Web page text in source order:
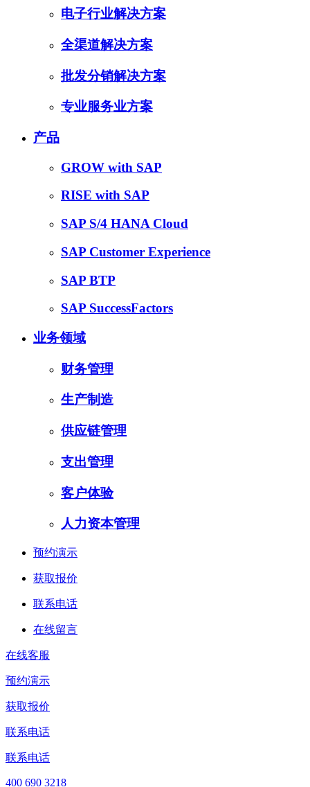
电子行业解决方案
全渠道解决方案
批发分销解决方案
专业服务业方案
产品
GROW with SAP
RISE with SAP
SAP S/4 HANA Cloud
SAP Customer Experience
SAP BTP
SAP SuccessFactors
业务领域
财务管理
生产制造
供应链管理
支出管理
客户体验
人力资本管理
预约演示
获取报价
联系电话
在线留言
在线客服
预约演示
获取报价
联系电话
联系电话
400 690 3218